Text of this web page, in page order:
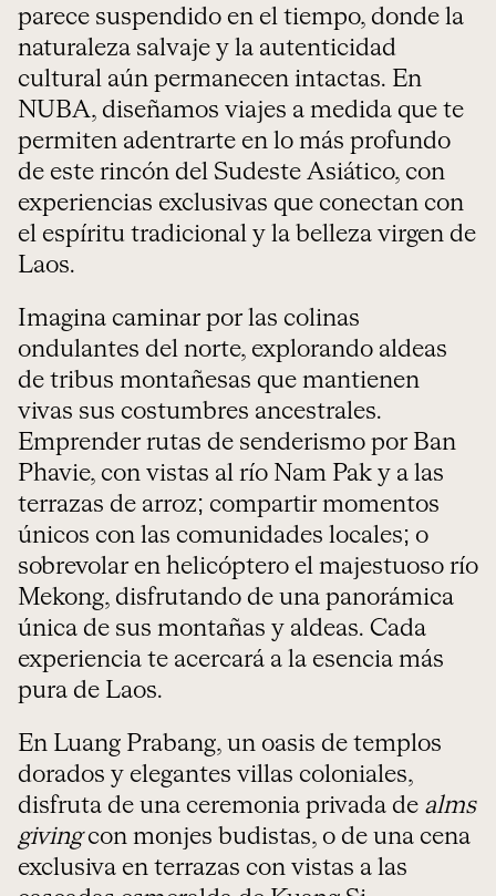
parece suspendido en el tiempo, donde la
naturaleza salvaje y la autenticidad
cultural aún permanecen intactas. En
NUBA, diseñamos viajes a medida que te
permiten adentrarte en lo más profundo
de este rincón del Sudeste Asiático, con
experiencias exclusivas que conectan con
el espíritu tradicional y la belleza virgen de
Laos.
Imagina caminar por las colinas
ondulantes del norte, explorando aldeas
de tribus montañesas que mantienen
vivas sus costumbres ancestrales.
Emprender rutas de senderismo por Ban
Phavie, con vistas al río Nam Pak y a las
terrazas de arroz; compartir momentos
únicos con las comunidades locales; o
sobrevolar en helicóptero el majestuoso río
Mekong, disfrutando de una panorámica
única de sus montañas y aldeas. Cada
experiencia te acercará a la esencia más
pura de Laos.
En Luang Prabang, un oasis de templos
dorados y elegantes villas coloniales,
disfruta de una ceremonia privada de alms
givingcon monjes budistas, o de una cena
exclusiva en terrazas con vistas a las